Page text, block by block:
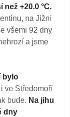
+20.0 °C.
na Jižní
všemi 92 dny
a jsme
bylo
ve Středomoří
bude. Na jihu
dny